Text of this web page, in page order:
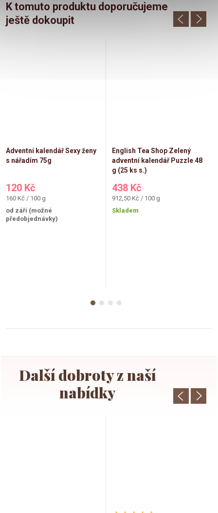
K tomuto produktu doporučujeme
ještě dokoupit
Adventní kalendář Sexy ženy
s nářadím 75g
120 Kč
Měrná
cena:
160 Kč / 100 g
od září (možné
předobjednávky)
English Tea Shop Zelený
adventní kalendář Puzzle 48
g (25 ks s.)
438 Kč
Měrná
cena:
912,50 Kč / 100 g
Skladem